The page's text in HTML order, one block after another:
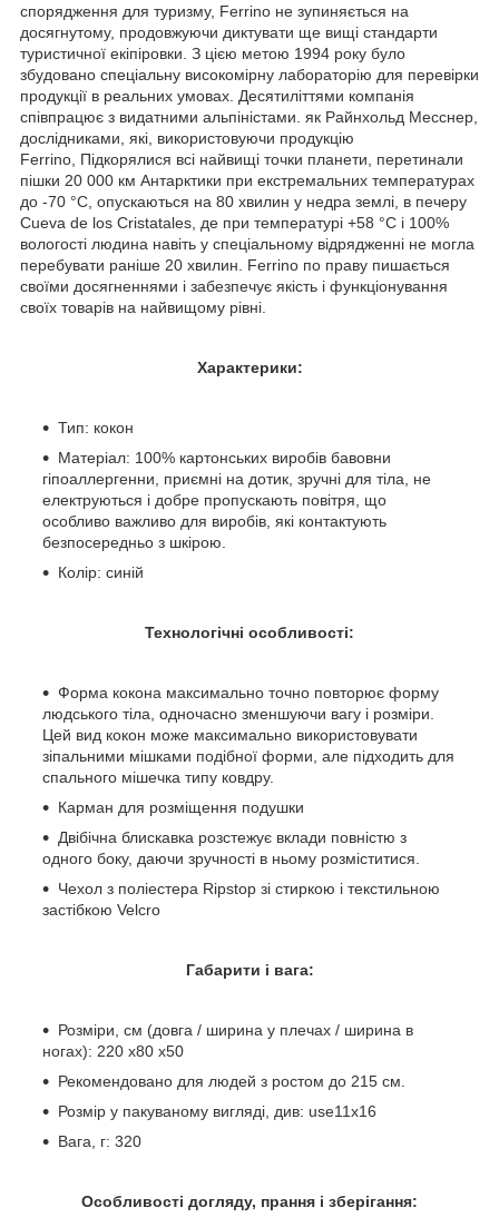
спорядження для туризму, Ferrino не зупиняється на
досягнутому, продовжуючи диктувати ще вищі стандарти
туристичної екіпіровки. З цією метою 1994 року було
збудовано спеціальну високомірну лабораторію для перевірки
продукції в реальних умовах. Десятиліттями компанія
співпрацює з видатними альпіністами. як Райнхольд Месснер,
дослідниками, які, використовуючи продукцію
Ferrino, Підкорялися всі найвищі точки планети, перетинали
пішки 20 000 км Антарктики при екстремальних температурах
до -70 °С, опускаються на 80 хвилин у недра землі, в печеру
Cueva de los Cristatales, де при температурі +58 °С і 100%
вологості людина навіть у спеціальному відрядженні не могла
перебувати раніше 20 хвилин. Ferrino по праву пишається
своїми досягненнями і забезпечує якість і функціонування
своїх товарів на найвищому рівні.
Характерики:
Тип: кокон
Матеріал: 100% картонських виробів бавовни
гіпоаллергенни, приємні на дотик, зручні для тіла, не
електруються і добре пропускають повітря, що
особливо важливо для виробів, які контактують
безпосередньо з шкірою.
Колір: синій
Технологічні особливості:
Форма кокона максимально точно повторює форму
людського тіла, одночасно зменшуючи вагу і розміри.
Цей вид кокон може максимально використовувати
зіпальними мішками подібної форми, але підходить для
спального мішечка типу ковдру.
Карман для розміщення подушки
Двібічна блискавка розстежує вклади повністю з
одного боку, даючи зручності в ньому розміститися.
Чехол з поліестера Ripstop зі стиркою і текстильною
застібкою Velcro
Габарити і вага:
Розміри, см (довга / ширина у плечах / ширина в
ногах): 220 x80 x50
Рекомендовано для людей з ростом до 215 см.
Розмір у пакуваному вигляді, див: use11x16
Вага, г: 320
Особливості догляду, прання і зберігання: